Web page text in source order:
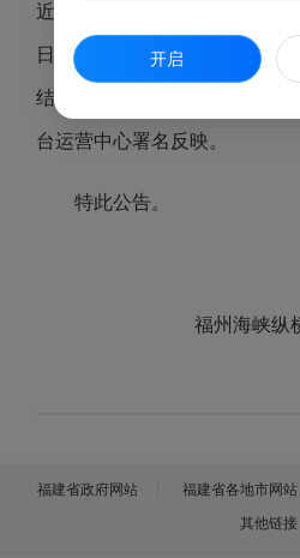
近期办理。现将本次竞价结
日（公告期：2024年7月16日
结果有异议者请在公告期内向
台运营中心署名反映。
特此公告。
福州海峡纵
福建省政府网站 福建省各地市网站
其他链接
开启